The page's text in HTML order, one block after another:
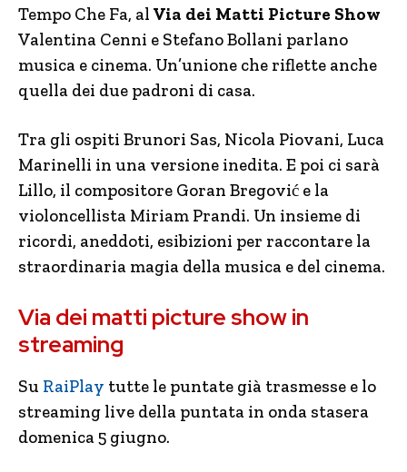
Tempo Che Fa, al Via dei Matti Picture Show
Valentina Cenni e Stefano Bollani parlano
musica e cinema. Un’unione che riflette anche
quella dei due padroni di casa.
Tra gli ospiti Brunori Sas, Nicola Piovani, Luca
Marinelli in una versione inedita. E poi ci sarà
Lillo, il compositore Goran Bregović e la
violoncellista Miriam Prandi. Un insieme di
ricordi, aneddoti, esibizioni per raccontare la
straordinaria magia della musica e del cinema.
Via dei matti picture show in
streaming
Su RaiPlay tutte le puntate già trasmesse e lo
streaming live della puntata in onda stasera
domenica 5 giugno.